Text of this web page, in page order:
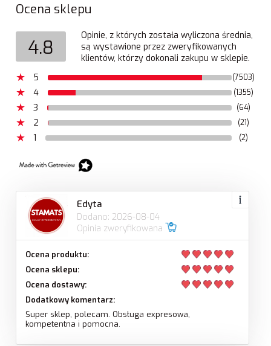
Ocena sklepu
4.8
Opinie, z których została wyliczona średnia,
są wystawione przez zweryfikowanych
klientów, którzy dokonali zakupu w sklepie.
5
(7503)
4 (1355)
3 (64)
2 (21)
1 (2)
Edyta
Dodano: 2026-08-04
Opinia zweryfikowana
Ocena produktu:
Ocena sklepu:
Ocena dostawy:
Dodatkowy komentarz:
Super sklep, polecam. Obsługa expresowa,
kompetentna i pomocna.